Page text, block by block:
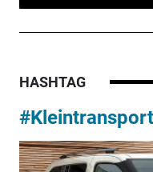
HASHTAG